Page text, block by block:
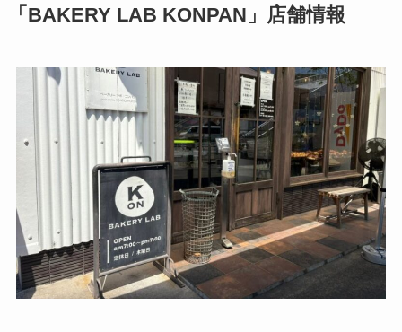
「BAKERY LAB KONPAN」店舗情報